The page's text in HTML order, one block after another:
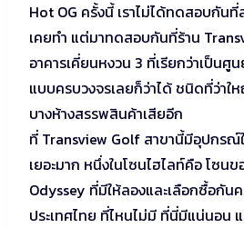
Hot OG ครั้งนี้ เราไม่ได้ทดสอบกัน
เคยทำ แต่มาทดสอบกันที่ร้าน
อาคารเคี่ยนหงวน 3 ที่เรียกว่าเป็น
แบบครบวงจรเลยก็ว่าได้ ชนิดที่ว่า
บางห้างสรรพสินค้าเสียอีก
ที่ Transview Golf สาขานี้มีอุปกรณ์
เยอะมาก หนึ่งในโซนไฮไลท์คือ โซน
Odyssey ที่มีให้ลองและเลือกซื้อกัน
ประเทศไทย ที่ไหนไม่มี ที่นี่มีแน่นอน